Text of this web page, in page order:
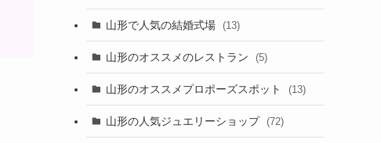
山形で人気の結婚式場 (13)
山形のオススメのレストラン (5)
山形のオススメプロポーズスポット (13)
山形の人気ジュエリーショップ (72)